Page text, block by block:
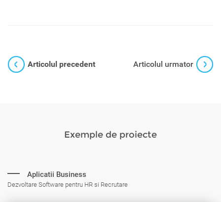
Articolul precedent Articolul urmator
Exemple de proiecte
Aplicatii Business
Dezvoltare Software pentru HR si Recrutare